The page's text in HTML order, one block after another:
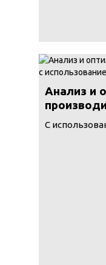
Анализ и
С